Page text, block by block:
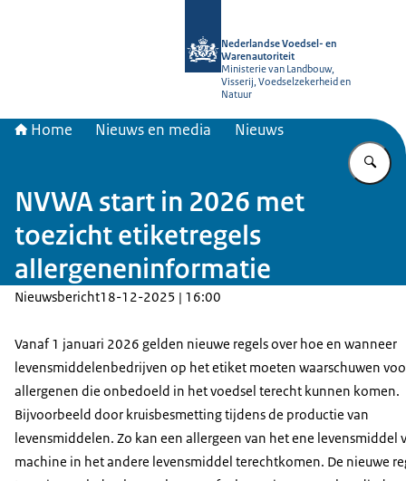
Nederlandse Voedsel- en
Warenautoriteit
Ministerie van Landbouw,
Visserij, Voedselzekerheid en
Natuur
Home Nieuws en media Nieuws
NVWA start in 2026 met
toezicht etiketregels
allergeneninformatie
Nieuwsbericht18-12-2025 | 16:00
Vanaf 1 januari 2026 gelden nieuwe regels over hoe en wanneer
levensmiddelenbedrijven op het etiket moeten waarschuwen
allergenen die onbedoeld in het voedsel terecht kunnen komen.
Bijvoorbeeld door kruisbesmetting tijdens de productie van
levensmiddelen. Zo kan een allergeen van het ene levensmiddel
machine in het andere levensmiddel terechtkomen. De nieuwe